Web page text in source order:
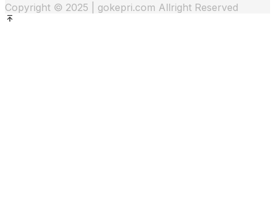
Copyright © 2025 | gokepri.com Allright Reserved